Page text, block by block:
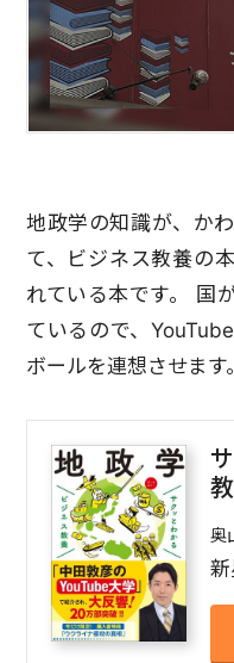
地政学の知識が、か
て、ビジネス教養の
れている本です。 国
ているので、
ボールを連想させます。
奥